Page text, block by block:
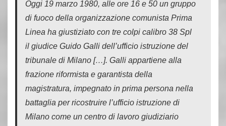
Oggi 19 marzo 1980, alle ore 16 e 50 un gruppo
di fuoco della organizzazione comunista Prima
Linea ha giustiziato con tre colpi calibro 38 Spl
il giudice Guido Galli dell’ufficio istruzione del
tribunale di Milano […]. Galli appartiene alla
frazione riformista e garantista della
magistratura, impegnato in prima persona nella
battaglia per ricostruire l’ufficio istruzione di
Milano come un centro di lavoro giudiziario